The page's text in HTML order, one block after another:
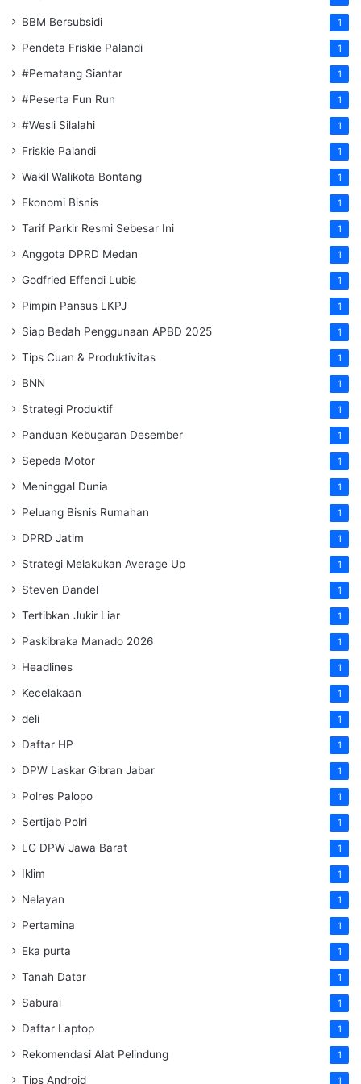
BBM Bersubsidi 1
Pendeta Friskie Palandi 1
#Pematang Siantar 1
#Peserta Fun Run 1
#Wesli Silalahi 1
Friskie Palandi 1
Wakil Walikota Bontang 1
Ekonomi Bisnis 1
Tarif Parkir Resmi Sebesar Ini 1
Anggota DPRD Medan 1
Godfried Effendi Lubis 1
Pimpin Pansus LKPJ 1
Siap Bedah Penggunaan APBD 2025 1
Tips Cuan & Produktivitas 1
BNN 1
Strategi Produktif 1
Panduan Kebugaran Desember 1
Sepeda Motor 1
Meninggal Dunia 1
Peluang Bisnis Rumahan 1
DPRD Jatim 1
Strategi Melakukan Average Up 1
Steven Dandel 1
Tertibkan Jukir Liar 1
Paskibraka Manado 2026 1
Headlines 1
Kecelakaan 1
deli 1
Daftar HP 1
DPW Laskar Gibran Jabar 1
Polres Palopo 1
Sertijab Polri 1
LG DPW Jawa Barat 1
Iklim 1
Nelayan 1
Pertamina 1
Eka purta 1
Tanah Datar 1
Saburai 1
Daftar Laptop 1
Rekomendasi Alat Pelindung 1
Tips Android 1